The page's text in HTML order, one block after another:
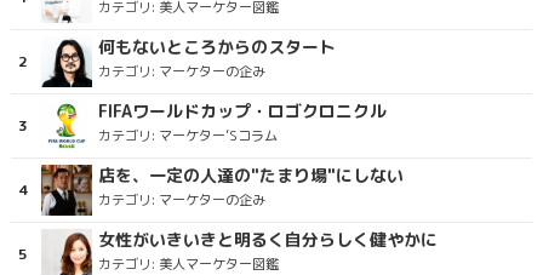
カテゴリ: 美人マーケター図鑑
何もないところからのスタート
カテゴリ: マーケターの企み
FIFAワールドカップ・ロゴクロニクル
カテゴリ: マーケター’Sコラム
店を、一定の人達の"たまり場"にしない
カテゴリ: マーケターの企み
女性がいきいきと明るく自分らしく健やかに
カテゴリ: 美人マーケター図鑑